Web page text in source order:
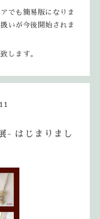
でも簡易版になりま
いが今後開始されま
します。
11
- はじまりまし